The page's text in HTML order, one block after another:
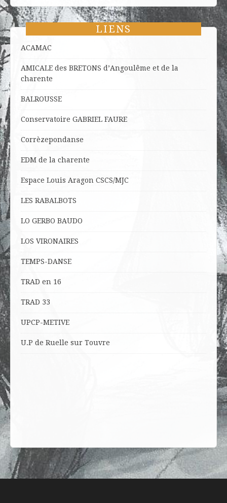
LIENS
ACAMAC
AMICALE des BRETONS d’Angoulême et de la
charente
BALROUSSE
Conservatoire GABRIEL FAURE
Corrèzepondanse
EDM de la charente
Espace Louis Aragon CSCS/MJC
LES RABALBOTS
LO GERBO BAUDO
LOS VIRONAIRES
TEMPS-DANSE
TRAD en 16
TRAD 33
UPCP-METIVE
U.P de Ruelle sur Touvre